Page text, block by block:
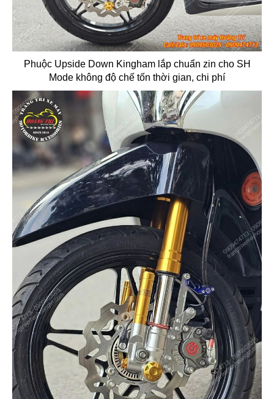
Phuộc Upside Down Kingham lắp chuẩn zin cho SH
Mode không độ chế tốn thời gian, chi phí